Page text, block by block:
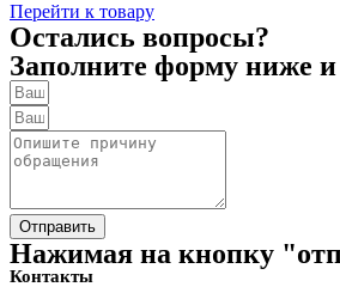
Перейти к товару
Остались вопросы?
Заполните форму ниже
Отправить
Нажимая на кнопку
Контакты